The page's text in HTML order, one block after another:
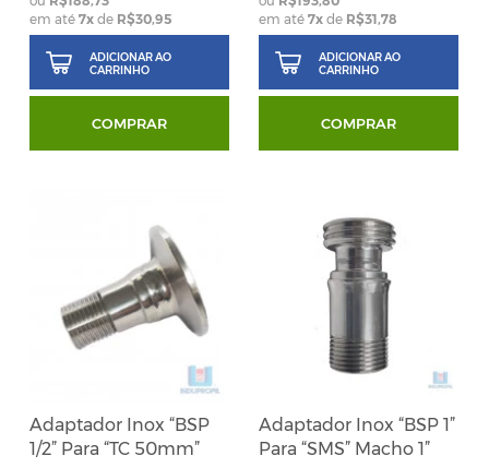
em até7x de R$30,95
ADICIONAR AO
CARRINHO
COMPRAR
em até 7xde R$31,78
ADICIONAR AO
CARRINHO
COMPRAR
Adaptador Inox “BSP
1/2” Para “TC 50mm”
Adaptador Inox “BSP 1”
Para “SMS” Macho 1”